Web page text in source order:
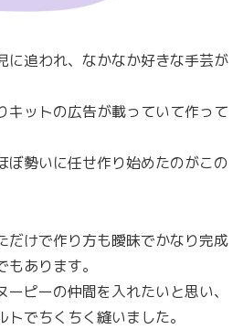
に追われ、なかなか好きな手芸が
キットの広告が載っていて作って
ぼ勢いに任せ作り始めたのがこの
だけで作り方も曖昧でかなり完成
あります。
ピーの仲間を入れたいと思い、
でちくちく縫いました。